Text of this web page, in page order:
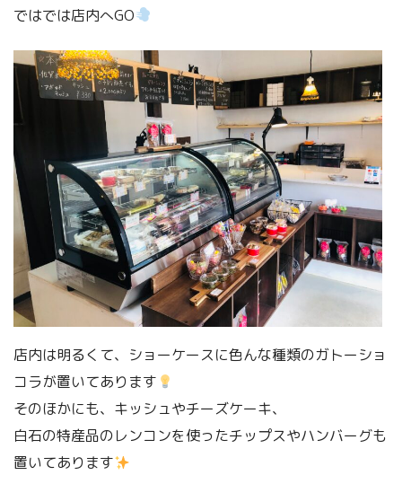
ではでは店内へGO
店内は明るくて、ショーケースに色んな種類のガトーショ
コラが置いてあります
そのほかにも、キッシュやチーズケーキ、
白石の特産品のレンコンを使ったチップスやハンバーグも
置いてあります